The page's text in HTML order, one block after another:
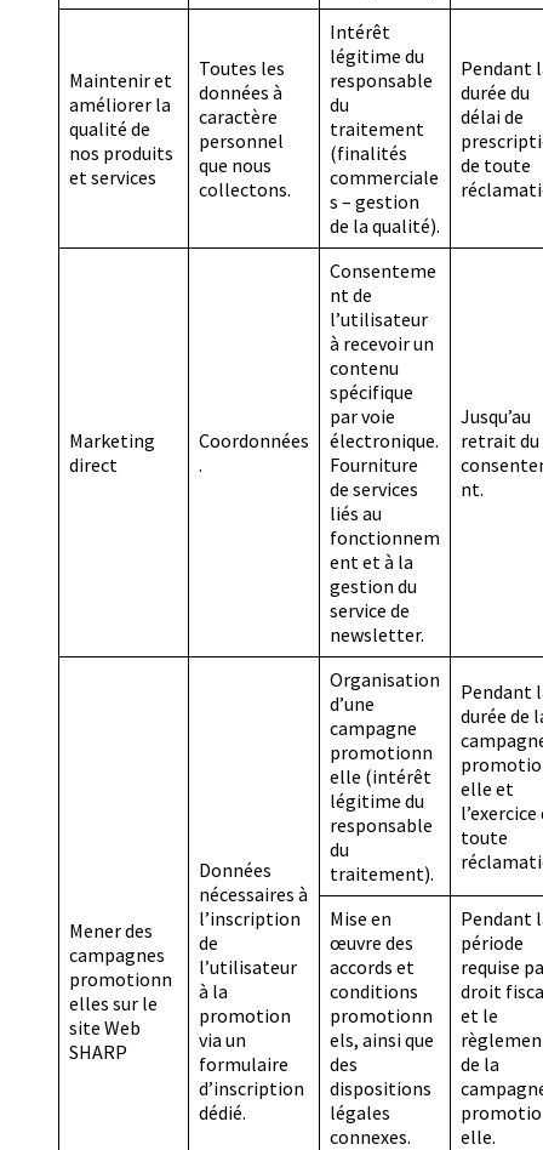
Maintenir et
améliorer la
qualité de
nos produits
et services
Toutes les
données à
caractère
personnel
que nous
collectons.
Intérêt
légitime du
responsable
du
traitement
(finalités
commerciale
s – gestion
de la qualité).
Pendant
durée du
délai de
de toute
Marketing
direct
Coordonnées
.
Consenteme
nt de
l’utilisateur
à recevoir un
contenu
spécifique
par voie
électronique.
Fourniture
de services
liés au
fonctionnem
ent et à la
gestion du
service de
newsletter.
Jusqu’au
retrait du
nt.
Mener des
campagnes
promotionn
elles sur le
site Web
SHARP
Données
nécessaires à
l’inscription
de
l’utilisateur
à la
promotion
via un
formulaire
d’inscription
dédié.
Organisation
d’une
campagne
promotionn
elle (intérêt
légitime du
responsable
du
traitement).
Pendant
durée de
elle et
l’exercice
toute
Mise en
œuvre des
accords et
conditions
promotionn
els, ainsi que
des
dispositions
légales
connexes.
Pendant
période
requise
droit
et le
de la
elle.